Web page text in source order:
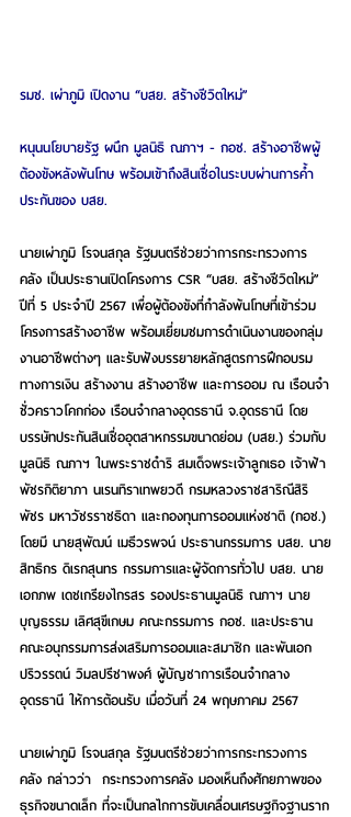
รมช. เผ่าภูมิ เปิดงาน “บสย. สร้างชีวิตใหม่”
หนุนนโยบายรัฐ ผนึก มูลนิธิ ณภาฯ - กอช. สร้างอาชีพผู้
ต้องขังหลังพ้นโทษ พร้อมเข้าถึงสินเชื่อในระบบผ่านการค้ำ
ประกันของ บสย.
นายเผ่าภูมิ โรจนสกุล รัฐมนตรีช่วยว่าการกระทรวงการ
คลัง เป็นประธานเปิดโครงการ CSR “บสย. สร้างชีวิตใหม่”
ปีที่ 5 ประจำปี 2567 เพื่อผู้ต้องขังที่กำลังพ้นโทษที่เข้าร่วม
โครงการสร้างอาชีพ พร้อมเยี่ยมชมการดำเนินงานของกลุ่ม
งานอาชีพต่างๆ และรับฟังบรรยายหลักสูตรการฝึกอบรม
ทางการเงิน สร้างงาน สร้างอาชีพ และการออม ณ เรือนจำ
ชั่วคราวโคกก่อง เรือนจำกลางอุดรธานี จ.อุดรธานี โดย
บรรษัทประกันสินเชื่ออุตสาหกรรมขนาดย่อม (บสย.) ร่วมกับ
มูลนิธิ ณภาฯ ในพระราชดำริ สมเด็จพระเจ้าลูกเธอ เจ้าฟ้า
พัชรกิติยาภา นเรนทิราเทพยวดี กรมหลวงราชสาริณีสิริ
พัชร มหาวัชรราชธิดา และกองทุนการออมแห่งชาติ (กอช.)
โดยมี นายสุพัฒน์ เมธีวรพจน์ ประธานกรรมการ บสย. นาย
สิทธิกร ดิเรกสุนทร กรรมการและผู้จัดการทั่วไป บสย. นาย
เอกภพ เดชเกรียงไกรสร รองประธานมูลนิธิ ณภาฯ นาย
บุญธรรม เลิศสุขีเกษม คณะกรรมการ กอช. และประธาน
คณะอนุกรรมการส่งเสริมการออมและสมาชิก และพันเอก
ปริวรรตน์ วิมลปรีชาพงศ์ ผู้บัญชาการเรือนจำกลาง
อุดรธานี ให้การต้อนรับ เมื่อวันที่ 24 พฤษภาคม 2567
นายเผ่าภูมิ โรจนสกุล รัฐมนตรีช่วยว่าการกระทรวงการ
คลัง กล่าวว่า  กระทรวงการคลัง มองเห็นถึงศักยภาพของ
ธุรกิจขนาดเล็ก ที่จะเป็นกลไกการขับเคลื่อนเศรษฐกิจฐานราก